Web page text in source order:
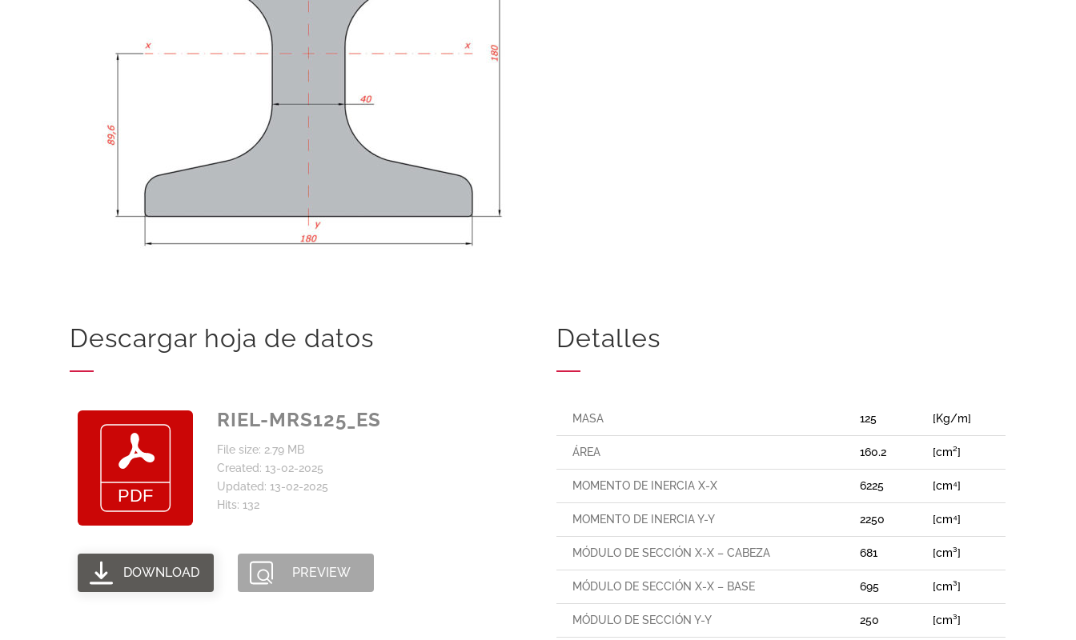
Descargar hoja de datos
RIEL-MRS125_ES
File size: 2.79 MB
Created: 13-02-2025
Updated: 13-02-2025
Hits: 132
DOWNLOAD PREVIEW
Detalles
MASA 125 [Kg/m]
ÁREA 160.2 [cm²]
MOMENTO DE INERCIA X-X 6225 [cm⁴]
MOMENTO DE INERCIA Y-Y 2250 [cm⁴]
MÓDULO DE SECCIÓN X-X – CABEZA 681 [cm³]
MÓDULO DE SECCIÓN X-X – BASE 695 [cm³]
MÓDULO DE SECCIÓN Y-Y 250 [cm³]